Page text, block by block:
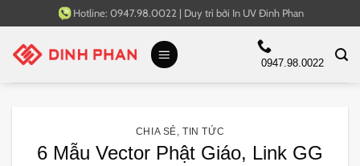
qua
nội
Hotline: 0947.98.0022 | Duy trì bởi In UV Đinh Phan
0947.98.0022
CHIA SẺ ,TIN TỨC
6 Mẫu Vector Phật Giáo, Link GG